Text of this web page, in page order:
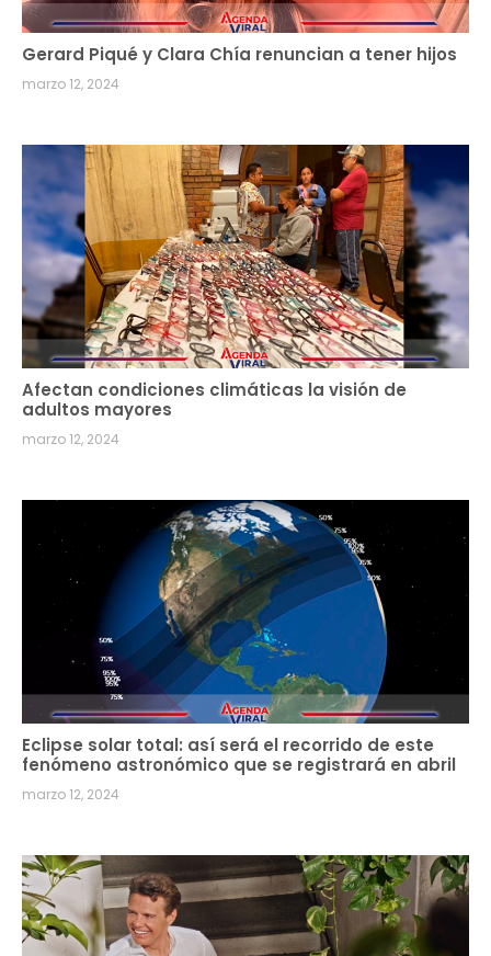
Gerard Piqué y Clara Chía renuncian a tener hijos
marzo 12, 2024
Afectan condiciones climáticas la visión de
adultos mayores
marzo 12, 2024
Eclipse solar total: así será el recorrido de este
fenómeno astronómico que se registrará en abril
marzo 12, 2024